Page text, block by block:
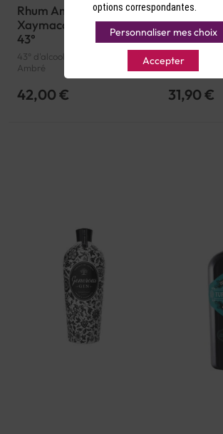
Rhum Ambré Planteray
Xaymaca Special Dry
43°
43° d'alcool | Jamaïque | Rhum
Ambré
42,00 €
Blended
Yards 7
40° d'alcool
Whisky
31,90 €
options correspondantes.
Personnaliser mes choix
Accepter